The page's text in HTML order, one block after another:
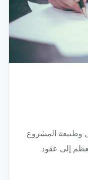
وطبيعة المشروع
إلى عقود